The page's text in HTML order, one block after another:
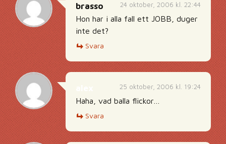
24 oktober, 2006 kl. 22:44
brasso
Hon har i alla fall ett JOBB, duger
inte det?
Svara
25 oktober, 2006 kl. 19:24
Haha, vad balla flickor…
Svara